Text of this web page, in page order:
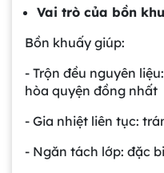
Vai trò của bồn
Bồn khuấy giúp:
- Trộn đều nguyên
hòa quyện đồng nhất
- Gia nhiệt liên tục:
- Ngăn tách lớp: đặc